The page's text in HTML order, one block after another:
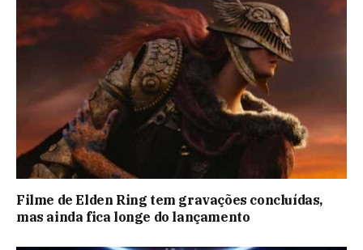
Filme de Elden Ring tem gravações concluídas,
mas ainda fica longe do lançamento